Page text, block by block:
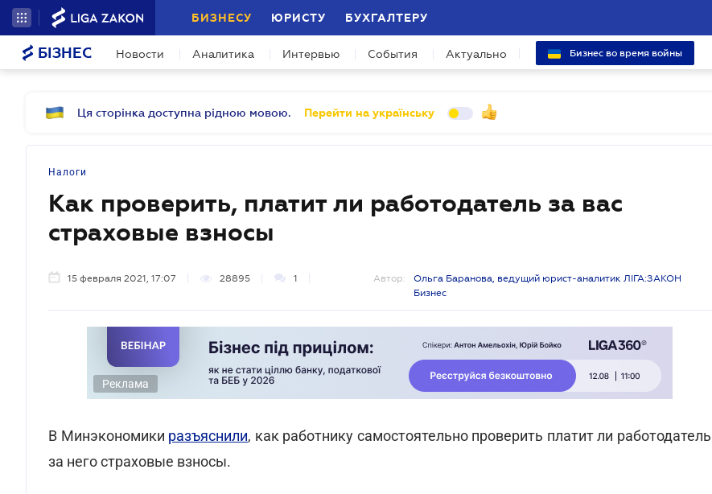
БИЗНЕСУ ЮРИСТУ БУХГАЛТЕРУ
БІЗНЕС Новости Аналитика Интервью События Актуально Бизнес во время войны
Ця сторінка доступна рідною мовою. Перейти на українську
Налоги
Как проверить, платит ли работодатель за вас
страховые взносы
15 февраля 2021, 17:07 28895 1 Автор:
Ольга Баранова, ведущий юрист-аналитик ЛІГА:ЗАКОН
Бизнес
Реклама
В Минэкономики разъяснили, как работнику самостоятельно проверить платит ли работодатель
за него страховые взносы.